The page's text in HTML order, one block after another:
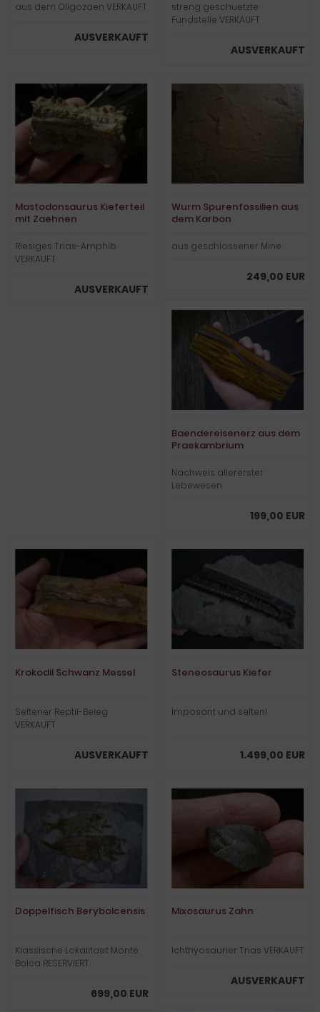
aus dem Oligozaen VERKAUFT
AUSVERKAUFT
streng geschuetzte
Fundstelle VERKAUFT
AUSVERKAUFT
Mastodonsaurus Kieferteil
mit Zaehnen
Riesiges Trias-Amphib
VERKAUFT
AUSVERKAUFT
Wurm Spurenfossilien aus
dem Karbon
aus geschlossener Mine
249,00 EUR
Baendereisenerz aus dem
Praekambrium
Nachweis allererster
Lebewesen
199,00 EUR
Krokodil Schwanz Messel
Seltener Reptil-Beleg
VERKAUFT
AUSVERKAUFT
Steneosaurus Kiefer
Imposant und selten!
1.499,00 EUR
Doppelfisch Berybolcensis
Klassische Lokalitaet: Monte
Bolca RESERVIERT
699,00 EUR
Mixosaurus Zahn
Ichthyosaurier Trias VERKAUFT
AUSVERKAUFT